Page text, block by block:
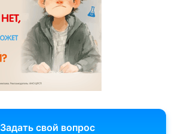
Задать свой вопрос